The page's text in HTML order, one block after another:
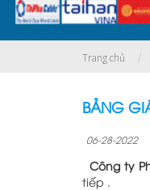
Trang chủ
BẢNG
06-28-2022
Công ty
tiếp .